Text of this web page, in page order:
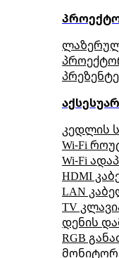
კედლის
Wi-Fi
Wi-Fi
HDMI
LAN
TV
დენის
RGB